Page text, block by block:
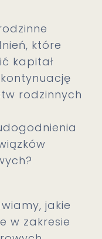
które
kapitał
rodzinnych
jakie
w zakresie